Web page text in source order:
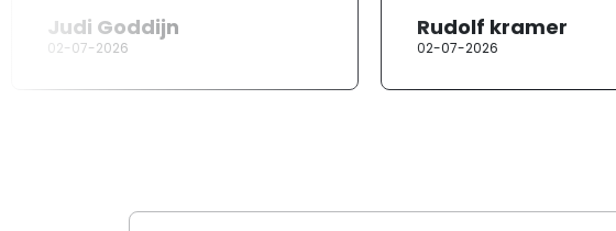
Judi Goddijn
02-07-2026
Rudolf kramer
02-07-2026